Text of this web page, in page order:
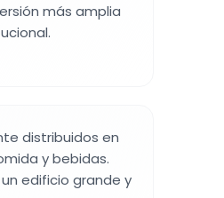
más amplia
distribuidos en
y bebidas.
edificio grande y